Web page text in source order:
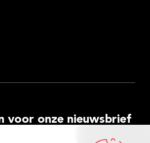
voor onze nieuwsbrief